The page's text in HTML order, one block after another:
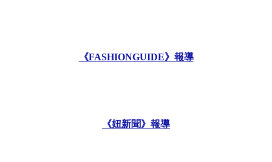
《FASHIONGUIDE》報導
《妞新聞》報導